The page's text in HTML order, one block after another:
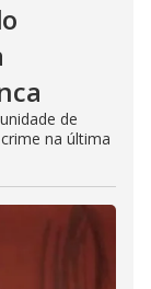
de
na última